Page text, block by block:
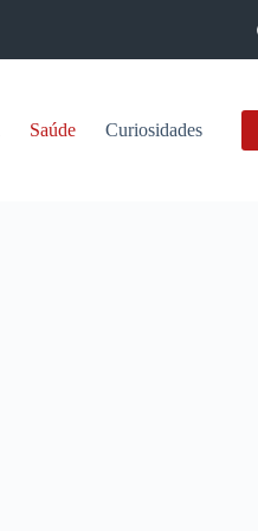
Saúde Curiosidades